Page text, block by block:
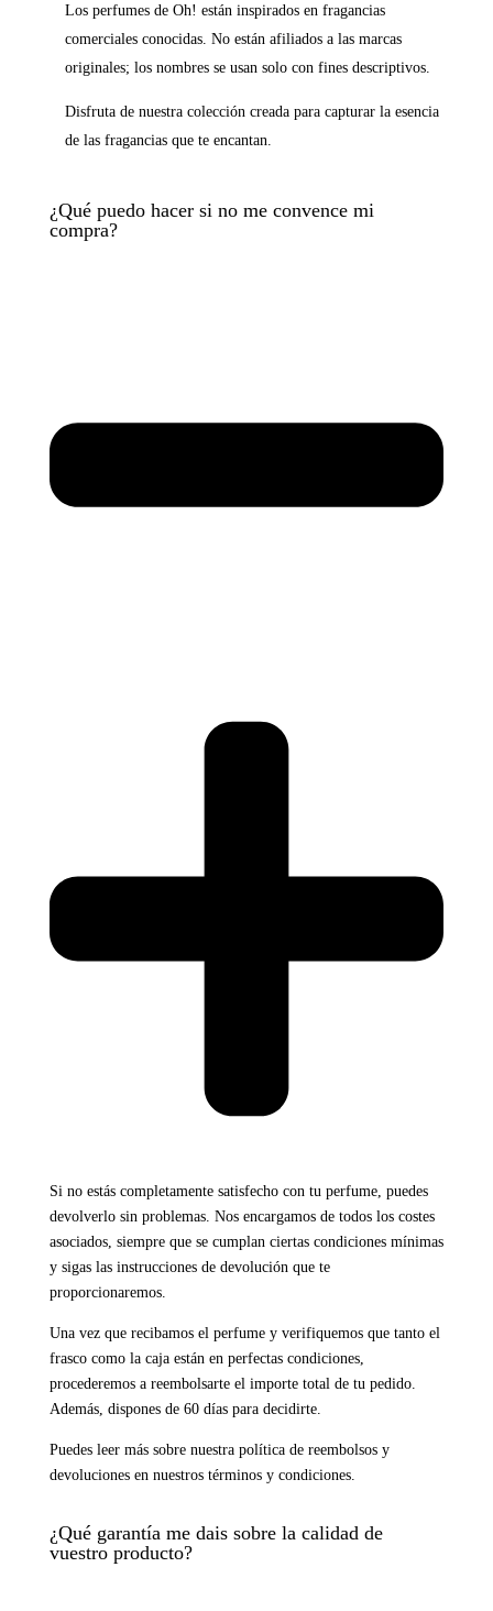
Los perfumes de Oh! están inspirados en fragancias
comerciales conocidas. No están afiliados a las marcas
originales; los nombres se usan solo con fines descriptivos.
Disfruta de nuestra colección creada para capturar la esencia
de las fragancias que te encantan.
¿Qué puedo hacer si no me convence mi
compra?
Si no estás completamente satisfecho con tu perfume, puedes
devolverlo sin problemas. Nos encargamos de todos los costes
asociados, siempre que se cumplan ciertas condiciones mínimas
y sigas las instrucciones de devolución que te
proporcionaremos.
Una vez que recibamos el perfume y verifiquemos que tanto el
frasco como la caja están en perfectas condiciones,
procederemos a reembolsarte el importe total de tu pedido.
Además, dispones de 60 días para decidirte.
Puedes leer más sobre nuestra política de reembolsos y
devoluciones en nuestros términos y condiciones.
¿Qué garantía me dais sobre la calidad de
vuestro producto?